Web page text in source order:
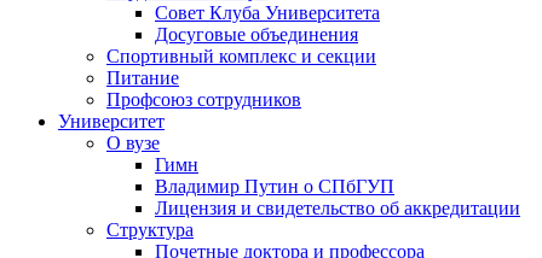
Совет Клуба Университета
Досуговые объединения
Спортивный комплекс и секции
Питание
Профсоюз сотрудников
Университет
О вузе
Гимн
Владимир Путин о СПбГУП
Лицензия и свидетельство об аккредитации
Структура
Почетные доктора и профессора